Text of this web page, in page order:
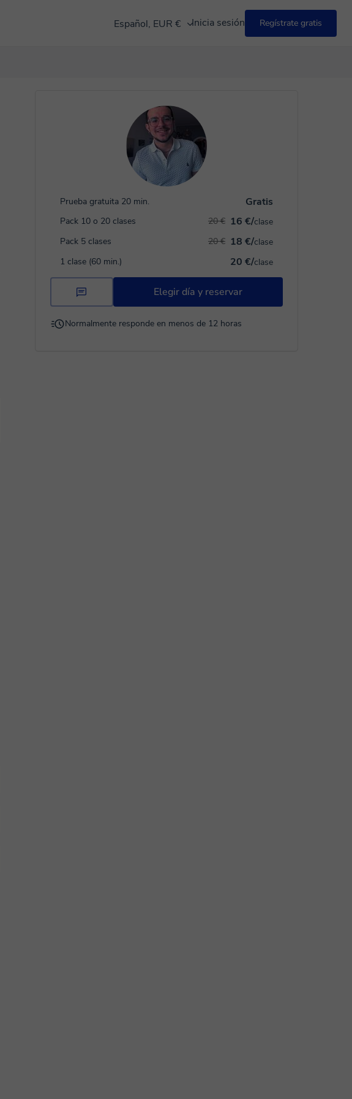
Español, EUR € Inicia sesión Regístrate gratis
Prueba gratuita 20 min. Gratis
Pack 10 o 20 clases 16 €/clase
20 €
Pack 5 clases
18 €/clase
20 €
1 clase (60 min.)
20 €/clase
Elegir día y reservar
Normalmente responde en menos de 12 horas